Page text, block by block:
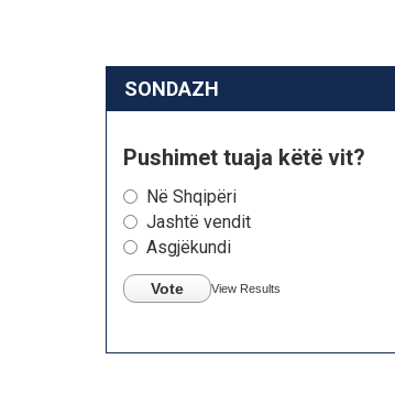
SONDAZH
Pushimet tuaja këtë vit?
Në Shqipëri
Jashtë vendit
Asgjëkundi
Vote View Results